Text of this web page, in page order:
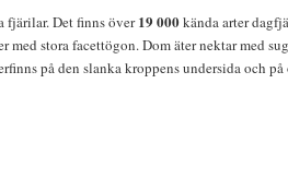
fjärilar. Det finns över19 000kända arter
stora facettögon. Dom äter nektar med
på den slanka kroppens undersida och